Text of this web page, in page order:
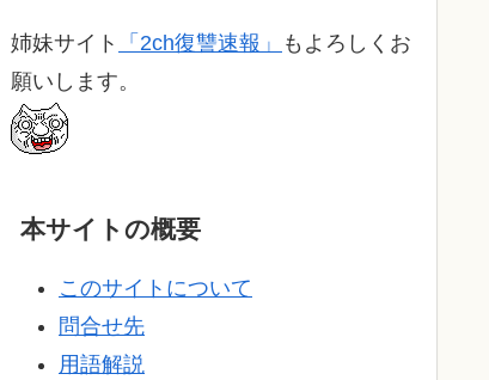
姉妹サイト 「2ch復讐速報」
もよろしくお
願いします。
本サイトの概要
このサイトについて
問合せ先
用語解説